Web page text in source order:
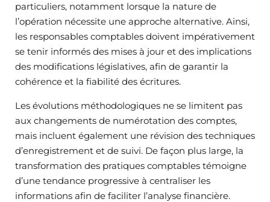
particuliers, notamment lorsque la nature de
l’opération nécessite une approche alternative. Ainsi,
les responsables comptables doivent impérativement
se tenir informés des mises à jour et des implications
des modifications législatives, afin de garantir la
cohérence et la fiabilité des écritures.
Les évolutions méthodologiques ne se limitent pas
aux changements de numérotation des comptes,
mais incluent également une révision des techniques
d’enregistrement et de suivi. De façon plus large, la
transformation des pratiques comptables témoigne
d’une tendance progressive à centraliser les
informations afin de faciliter l’analyse financière.